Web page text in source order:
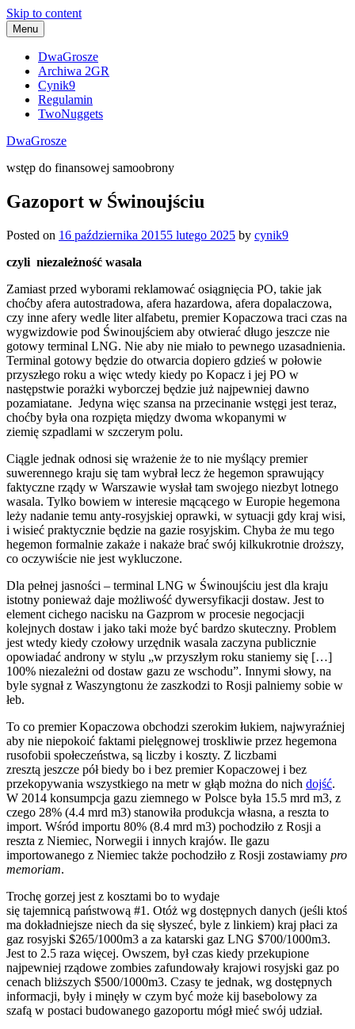
Skip to content
Menu
DwaGrosze
Archiwa 2GR
Cynik9
Regulamin
TwoNuggets
DwaGrosze
wstęp do finansowej samoobrony
Gazoport w Świnoujściu
Posted on 16 października 20155 lutego 2025 by cynik9
czyli niezależność wasala
Zamiast przed wyborami reklamować osiągnięcia PO, takie jak
choćby afera autostradowa, afera hazardowa, afera dopalaczowa,
czy inne afery wedle liter alfabetu, premier Kopaczowa traci czas na
wygwizdowie pod Świnoujściem aby otwierać długo jeszcze nie
gotowy terminal LNG. Nie aby nie miało to pewnego uzasadnienia.
Terminal gotowy będzie do otwarcia dopiero gdzieś w połowie
przyszłego roku a więc wtedy kiedy po Kopacz i jej PO w
następstwie porażki wyborczej będzie już najpewniej dawno
pozamiatane. Jedyna więc szansa na przecinanie wstęgi jest teraz,
choćby była ona rozpięta między dwoma wkopanymi w
ziemię szpadlami w szczerym polu.
Ciągle jednak odnosi się wrażenie że to nie myślący premier
suwerennego kraju się tam wybrał lecz że hegemon sprawujący
faktyczne rządy w Warszawie wysłał tam swojego niezbyt lotnego
wasala. Tylko bowiem w interesie mącącego w Europie hegemona
leży nadanie temu anty-rosyjskiej oprawki, w sytuacji gdy kraj wisi,
i wisieć praktycznie będzie na gazie rosyjskim. Chyba że mu tego
hegemon formalnie zakaże i nakaże brać swój kilkukrotnie droższy,
co oczywiście nie jest wykluczone.
Dla pełnej jasności – terminal LNG w Świnoujściu jest dla kraju
istotny ponieważ daje możliwość dywersyfikacji dostaw. Jest to
element cichego nacisku na Gazprom w procesie negocjacji
kolejnych dostaw i jako taki może być bardzo skuteczny. Problem
jest wtedy kiedy czołowy urzędnik wasala zaczyna publicznie
opowiadać androny w stylu „w przyszłym roku staniemy się […]
100% niezależni od dostaw gazu ze wschodu”. Innymi słowy, na
byle sygnał z Waszyngtonu że zaszkodzi to Rosji palniemy sobie w
łeb.
To co premier Kopaczowa obchodzi szerokim łukiem, najwyraźniej
aby nie niepokoić faktami pielęgnowej troskliwie przez hegemona
rusofobii społeczeństwa, są liczby i koszty. Z liczbami
zresztą jeszcze pół biedy bo i bez premier Kopaczowej i bez
przekopywania wszystkiego na metr w głąb można do nich dojść.
W 2014 konsumpcja gazu ziemnego w Polsce była 15.5 mrd m3, z
czego 28% (4.4 mrd m3) stanowiła produkcja własna, a reszta to
import. Wśród importu 80% (8.4 mrd m3) pochodziło z Rosji a
reszta z Niemiec, Norwegii i innych krajów. Ile gazu
importowanego z Niemiec także pochodziło z Rosji zostawiamy pro
memoriam.
Trochę gorzej jest z kosztami bo to wydaje
się tajemnicą państwową #1. Otóż wg dostępnych danych (jeśli ktoś
ma dokładniejsze niech da się słyszeć, byle z linkiem) kraj płaci za
gaz rosyjski $265/1000m3 a za katarski gaz LNG $700/1000m3.
Jest to 2.5 raza więcej. Owszem, był czas kiedy przekupione
najpewniej rządowe zombies zafundowały krajowi rosyjski gaz po
cenach bliższych $500/1000m3. Czasy te jednak, wg dostępnych
informacji, były i minęły w czym być może kij basebolowy za
szafą w postaci budowanego gazoportu mógł mieć swój udział.